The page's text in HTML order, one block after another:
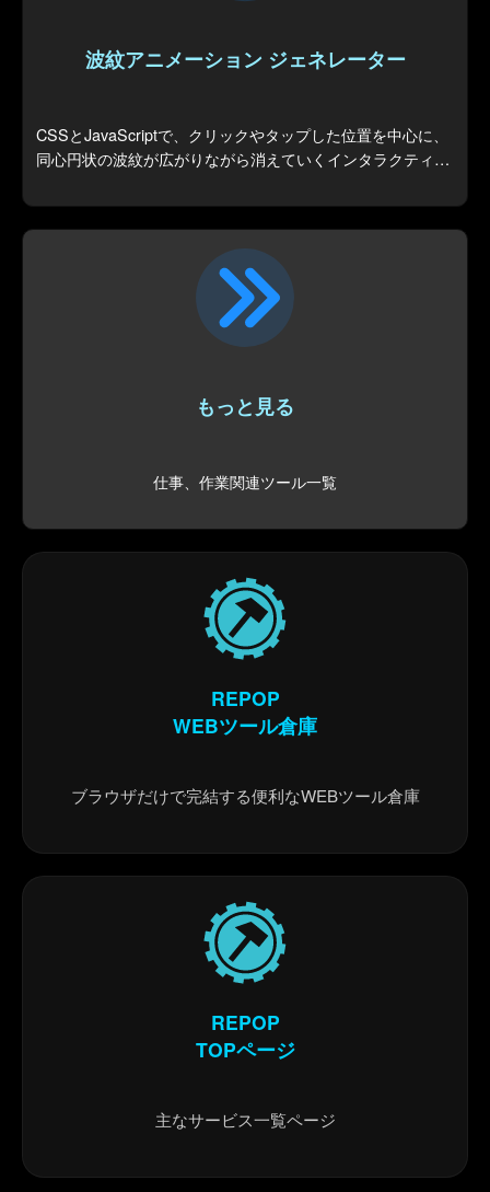
波紋アニメーション ジェネレーター
CSSとJavaScriptで、クリックやタップした位置を中心に、
同心円状の波紋が広がりながら消えていくインタラクティブ
もっと見る
仕事、作業関連ツール一覧
REPOP
WEBツール倉庫
ブラウザだけで完結する便利なWEBツール倉庫
REPOP
TOPページ
主なサービス一覧ページ